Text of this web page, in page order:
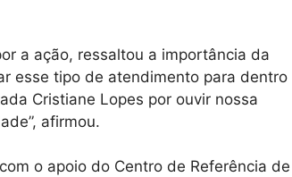
a ação, ressaltou a importância da
esse tipo de atendimento para dentro
Cristiane Lopes por ouvir nossa
afirmou.
o apoio do Centro de Referência de